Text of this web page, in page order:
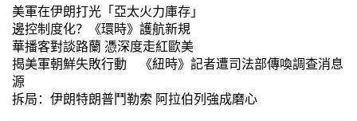
美軍在伊朗打光「亞太火力庫存」
邊控制度化？《環時》護航新規
華播客對談路蘭 憑深度走紅歐美
揭美軍朝鮮失敗行動 《紐時》記者遭司法部傳喚調查消息
源
拆局：伊朗特朗普鬥勒索 阿拉伯列強成磨心